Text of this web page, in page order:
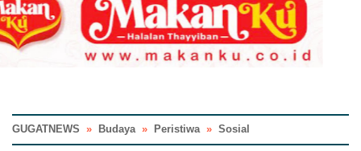
GUGATNEWS » Budaya » Peristiwa » Sosial